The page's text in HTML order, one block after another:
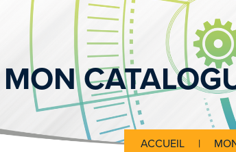
MON
ACCUEIL |